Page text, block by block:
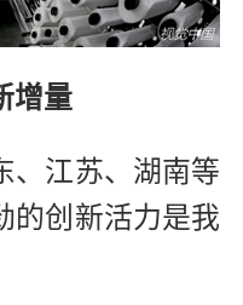
增量
、江苏、湖南等
的创新活力是我